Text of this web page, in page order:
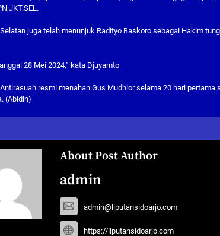
JKT.SEL.
juga telah menunjuk Radityo Baskoro sebagai Hakim
28 Mei 2024,” kata Djuyamto
resmi menahan Gus Mudhlor selama 20 hari
(Abidin)
About Post Author
admin
admin@liputansidoarjo.com
https://liputansidoarjo.com